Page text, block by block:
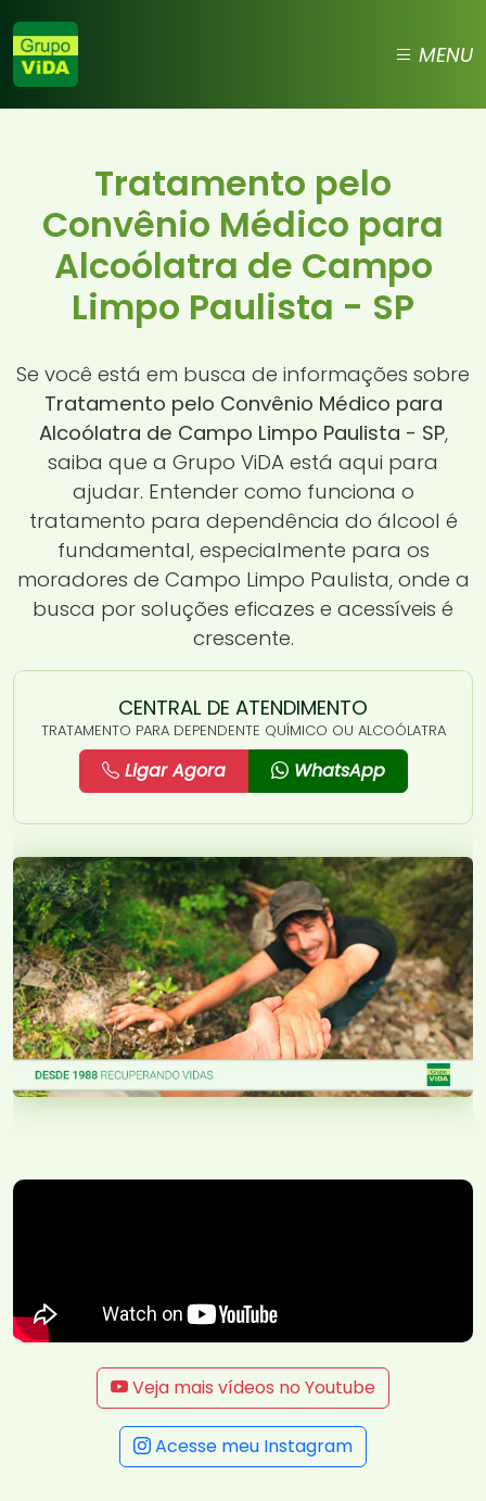
MENU
Tratamento pelo
Convênio Médico para
Alcoólatra de Campo
Limpo Paulista - SP
Se você está em busca de informações sobre
Tratamento pelo Convênio Médico para
Alcoólatra de Campo Limpo Paulista - SP,
saiba que a Grupo ViDA está aqui para
ajudar. Entender como funciona o
tratamento para dependência do álcool é
fundamental, especialmente para os
moradores de Campo Limpo Paulista, onde a
busca por soluções eficazes e acessíveis é
crescente.
CENTRAL DE ATENDIMENTO
TRATAMENTO PARA DEPENDENTE QUÍMICO OU ALCOÓLATRA
Ligar Agora WhatsApp
Veja mais vídeos no Youtube
Acesse meu Instagram